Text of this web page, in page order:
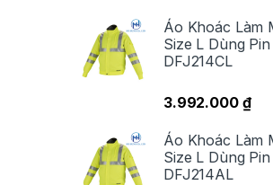
Áo Khoác Làm
Size L Dùng
DFJ214CL
3.992.000 ₫
Áo Khoác Làm
Size L Dùng
DFJ214AL